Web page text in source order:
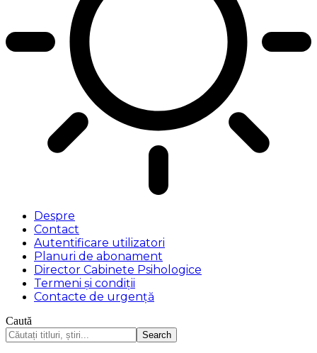
Despre
Contact
Autentificare utilizatori
Planuri de abonament
Director Cabinete Psihologice
Termeni și condiții
Contacte de urgență
Caută